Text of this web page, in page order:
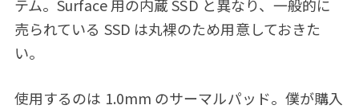
テム。Surface 用の内蔵 SSD と異なり、一般的に
売られている SSD は丸裸のため用意しておきた
い。
使用するのは 1.0mm のサーマルパッド。僕が購入